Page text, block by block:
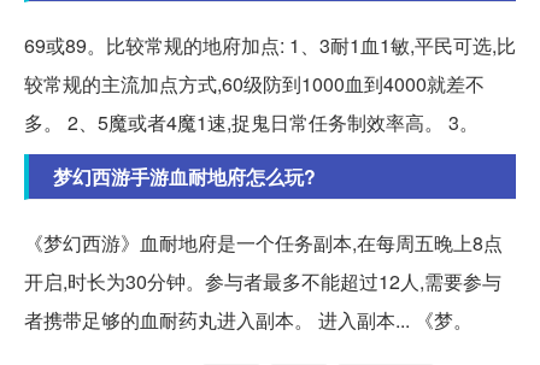
69或89。比较常规的地府加点: 1、3耐1血1敏,平民可选,比
较常规的主流加点方式,60级防到1000血到4000就差不
多。 2、5魔或者4魔1速,捉鬼日常任务制效率高。 3。
梦幻西游手游血耐地府怎么玩?
《梦幻西游》血耐地府是一个任务副本,在每周五晚上8点
开启,时长为30分钟。参与者最多不能超过12人,需要参与
者携带足够的血耐药丸进入副本。 进入副本... 《梦。